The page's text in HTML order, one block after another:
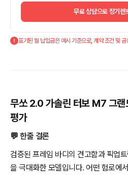
무료 상담으로 장기렌
표기된 월 납입금은 예시 기준으로, 계약 조건 및
무쏘 2.0 가솔린 터보 M7 그
평가
💬 한줄 결론
검증된 프레임 바디의 견고함과 픽업
을 극대화한 모델입니다. 어떤 험로에